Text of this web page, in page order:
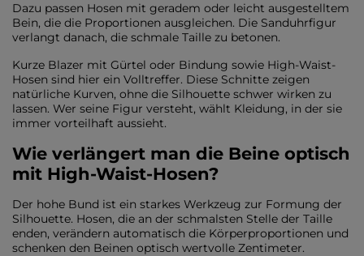
Dazu passen Hosen mit geradem oder leicht ausgestelltem
Bein, die die Proportionen ausgleichen. Die Sanduhrfigur
verlangt danach, die schmale Taille zu betonen.
Kurze Blazer mit Gürtel oder Bindung sowie High-Waist-
Hosen sind hier ein Volltreffer. Diese Schnitte zeigen
natürliche Kurven, ohne die Silhouette schwer wirken zu
lassen. Wer seine Figur versteht, wählt Kleidung, in der sie
immer vorteilhaft aussieht.
Wie verlängert man die Beine optisch
mit High-Waist-Hosen?
Der hohe Bund ist ein starkes Werkzeug zur Formung der
Silhouette. Hosen, die an der schmalsten Stelle der Taille
enden, verändern automatisch die Körperproportionen und
schenken den Beinen optisch wertvolle Zentimeter.